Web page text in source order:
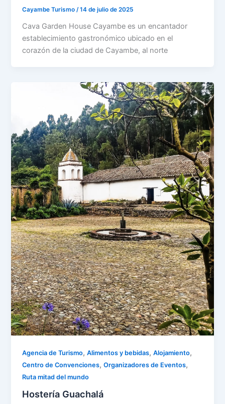
Cayambe Turismo /14 de julio de 2025
Cava Garden House Cayambe es un encantador
establecimiento gastronómico ubicado en el
corazón de la ciudad de Cayambe, al norte
Agencia de Turismo,Alimentos y bebidas,Alojamiento,
Centro de Convenciones,Organizadores de Eventos,
Ruta mitad del mundo
Hostería Guachalá